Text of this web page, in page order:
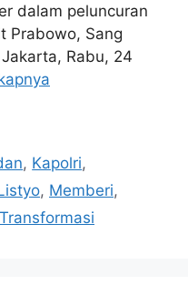
dalam peluncuran
Prabowo, Sang
Jakarta, Rabu, 24
, Kapolri,
, Memberi,
Transformasi